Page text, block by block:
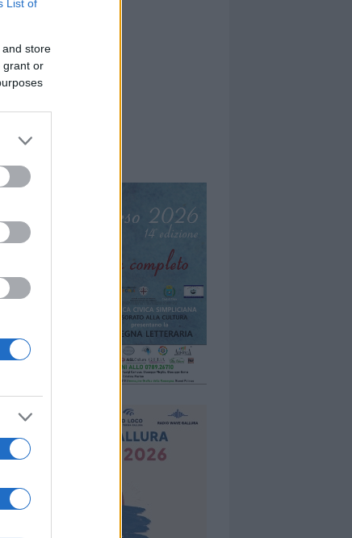
List of
store
grant or